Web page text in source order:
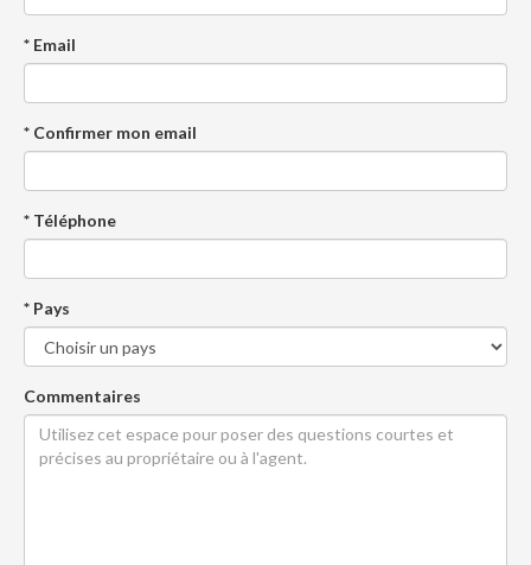
* Email
* Confirmer mon email
* Téléphone
* Pays
Commentaires